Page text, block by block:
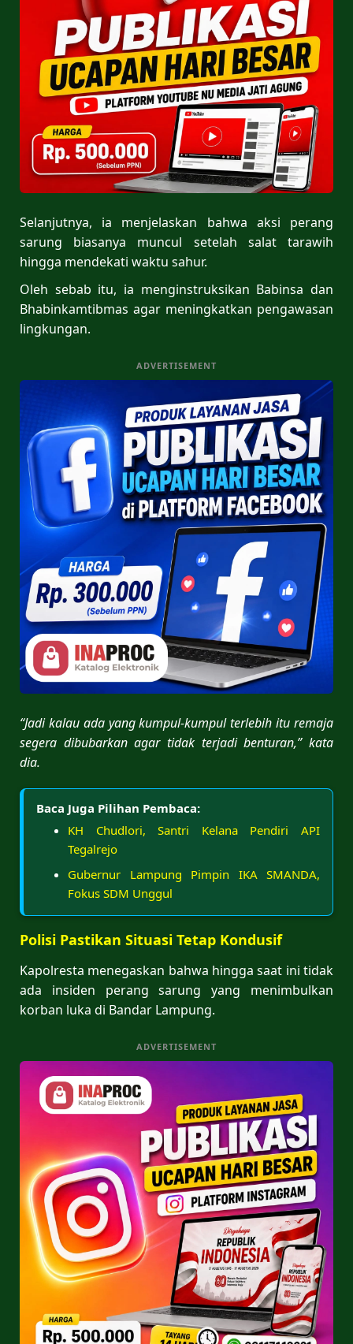
Selanjutnya, ia menjelaskan bahwa aksi perang
sarung biasanya muncul setelah salat tarawih
hingga mendekati waktu sahur.
Oleh sebab itu, ia menginstruksikan Babinsa dan
Bhabinkamtibmas agar meningkatkan pengawasan
lingkungan.
ADVERTISEMENT
“Jadi kalau ada yang kumpul-kumpul terlebih itu remaja
segera dibubarkan agar tidak terjadi benturan,” kata
dia.
Baca Juga Pilihan Pembaca:
KH Chudlori, Santri Kelana Pendiri API
Tegalrejo
Gubernur Lampung Pimpin IKA SMANDA,
Fokus SDM Unggul
Polisi Pastikan Situasi Tetap Kondusif
Kapolresta menegaskan bahwa hingga saat ini tidak
ada insiden perang sarung yang menimbulkan
korban luka di Bandar Lampung.
ADVERTISEMENT